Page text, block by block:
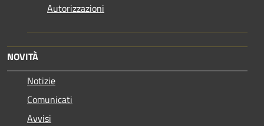
Autorizzazioni
NOVITÀ
Notizie
Comunicati
Avvisi